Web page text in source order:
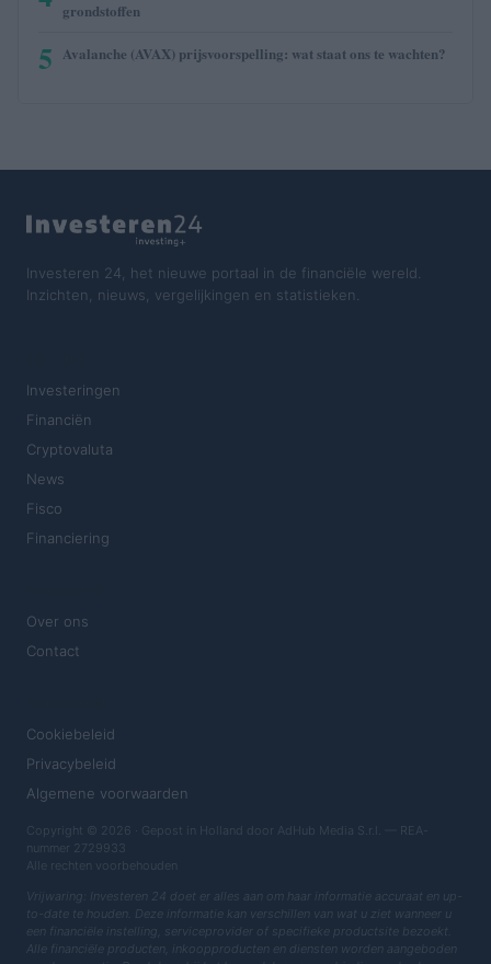
grondstoffen
5 Avalanche (AVAX) prijsvoorspelling: wat staat ons te wachten?
Investeren 24, het nieuwe portaal in de financiële wereld.
Inzichten, nieuws, vergelijkingen en statistieken.
Investeringen
Financiën
Cryptovaluta
News
Fisco
Financiering
Over ons
Contact
Cookiebeleid
Privacybeleid
Algemene voorwaarden
Copyright © 2026 · Gepost in Holland door AdHub Media S.r.l. — REA-
nummer 2729933
Alle rechten voorbehouden
Vrijwaring: Investeren 24 doet er alles aan om haar informatie accuraat en up-
to-date te houden. Deze informatie kan verschillen van wat u ziet wanneer u
een financiële instelling, serviceprovider of specifieke productsite bezoekt.
Alle financiële producten, inkoopproducten en diensten worden aangeboden